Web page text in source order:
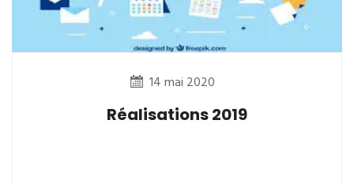
14 mai 2020
Réalisations 2019